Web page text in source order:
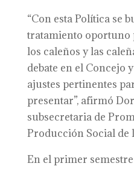
“Con esta Política se
tratamiento oportuno
los caleños y las
debate en el Concejo
ajustes pertinentes
presentar”, afirmó
subsecretaria de
Producción Social de
En el primer